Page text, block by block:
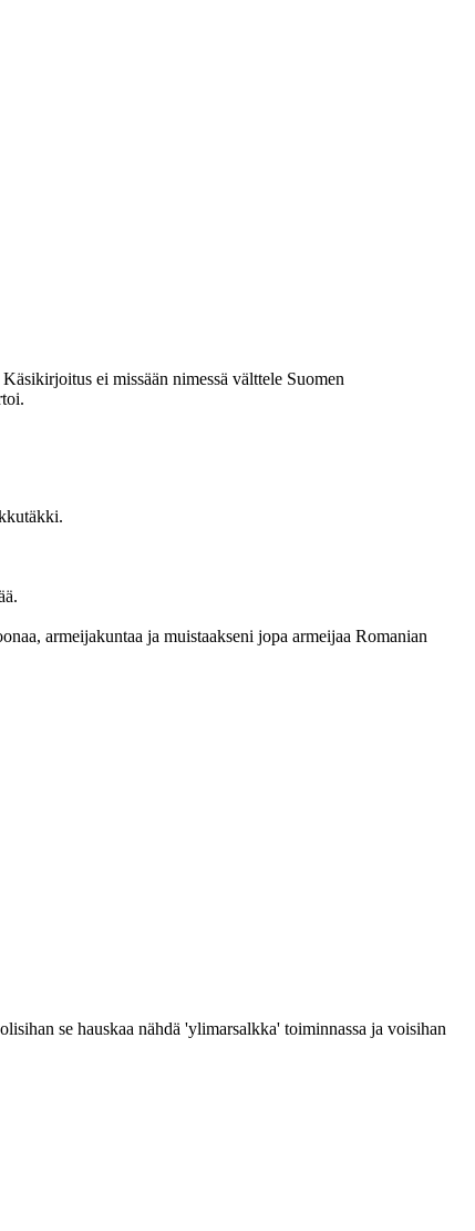
ei missään nimessä välttele Suomen
armeijakuntaa ja muistaakseni jopa armeijaa Romanian
se hauskaa nähdä 'ylimarsalkka' toiminnassa ja voisihan